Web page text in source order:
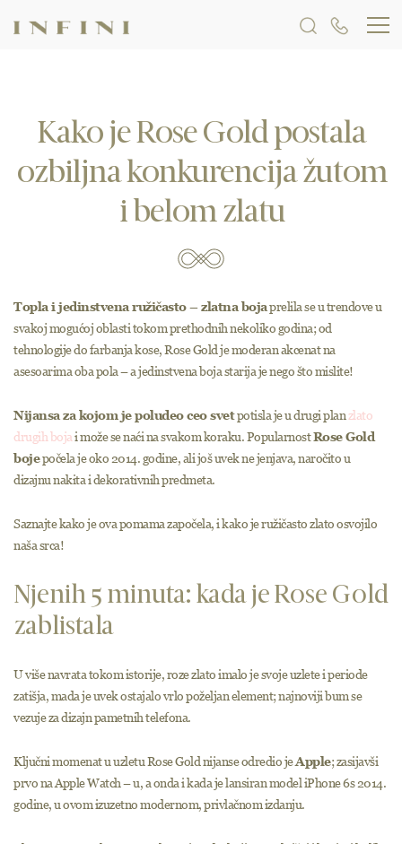
Kako je Rose Gold postala
ozbiljna konkurencija žutom
i belom zlatu
Topla i jedinstvena ružičasto – zlatna bojaprelila se u trendove u
svakoj mogućoj oblasti tokom prethodnih nekoliko godina; od
tehnologije do farbanja kose, Rose Gold je moderan akcenat na
asesoarima oba pola – a jedinstvena boja starija je nego što mislite!
Nijansa za kojom je poludeo ceo svetpotisla je u drugi plan zlato
drugih bojai može se naći na svakom koraku. PopularnostRose Gold
bojepočela je oko 2014. godine, ali još uvek ne jenjava, naročito u
dizajnu nakita i dekorativnih predmeta.
Saznajte kako je ova pomama započela, i kako je ružičasto zlato osvojilo
naša srca!
Njenih 5 minuta: kada je Rose Gold
zablistala
U više navrata tokom istorije, roze zlato imalo je svoje uzlete i periode
zatišja, mada je uvek ostajalo vrlo poželjan element; najnoviji bum se
vezuje za dizajn pametnih telefona.
Ključni momenat u uzletu Rose Gold nijanse odredio jeApple; zasijavši
prvo na Apple Watch – u, a onda i kada je lansiran model iPhone 6s 2014.
godine, u ovom izuzetno modernom, privlačnom izdanju.